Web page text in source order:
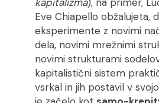
kapitalizma), na primer,
Eve Chiapello obžalujeta,
eksperimente z novimi
dela, novimi mrežnimi
novimi strukturami
kapitalistični sistem
vsrkal in jih postavil v